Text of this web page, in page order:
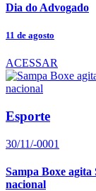
Dia do Advogado
11 de agosto
ACESSAR
Esporte
30/11/-0001
Sampa Boxe agita
nacional